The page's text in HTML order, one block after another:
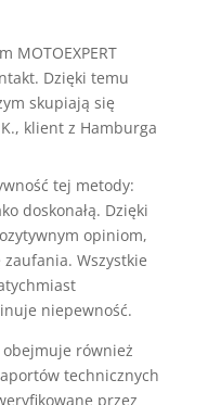
MOTOEXPERT
Dzięki temu
skupiają się
K., klient z Hamburga
tej metody:
doskonałą. Dzięki
opiniom,
Wszystkie
niepewność.
obejmuje również
technicznych
przez